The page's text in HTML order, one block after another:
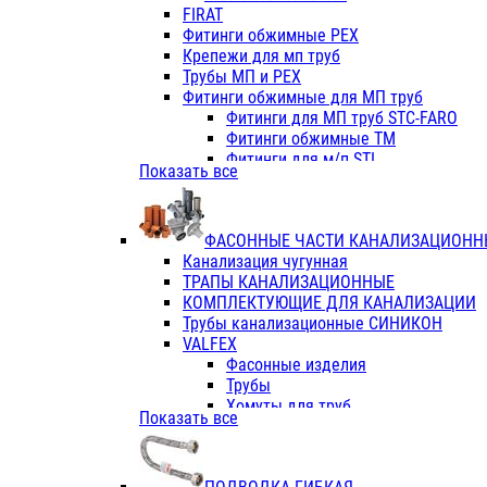
Фитинги ПП белые
Фитинги ПП белые
Фитинги ППс металл.белые
VALFEX
Трубы PE-RT
Трубы ПП водопровод белые
Трубы ПП водопровод серые
Трубы армированные
Трубы армированные
Фитинги с металл. серые
Фитинги ПП (серые)
Фитинги ПП белые
Краны
Фитинги ПП (белые)
Фитинги ПП с металлом белые
ПК КОНТУР
Краны полипропиленовые
Трубы полипропиленивые
FIRAT
Фитинги обжимные PEX
Крепежи для мп труб
Трубы МП и PEX
Фитинги обжимные для МП труб
Фитинги для МП труб STC-FARO
Фитинги обжимные ТМ
Фитинги для м/п STI
Фитинги для МП труб TITAN
TK
VALFEX
Показать все
ФАСОННЫЕ ЧАСТИ
Канализация чугунная
ТРАПЫ КАНАЛИЗАЦИОННЫЕ
КОМПЛЕКТУЮЩИЕ ДЛЯ КАНАЛИЗАЦИИ
Трубы канализационные СИНИКОН
VALFEX
Фасонные изделия
Трубы
Хомуты для труб
ПВХ (стройполимер)
Показать все